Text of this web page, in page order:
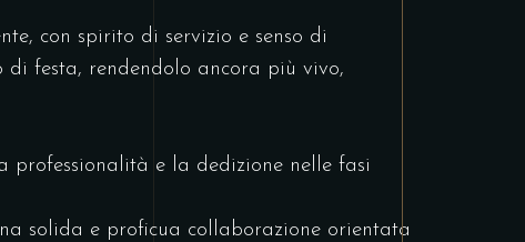
con spirito di servizio e senso di
festa, rendendolo ancora più vivo,
professionalità e la dedizione nelle fasi
solida e proficua collaborazione orientata